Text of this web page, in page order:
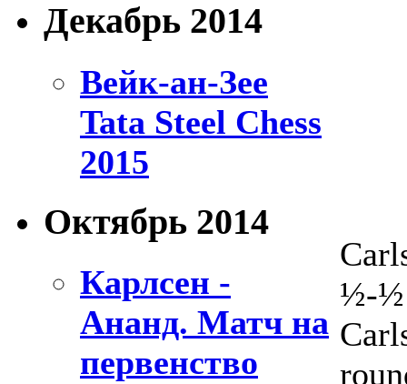
Декабрь 2014
Вейк-ан-Зее
Tata Steel Chess
2015
Октябрь 2014
Карлсен -
Ананд. Матч на
первенство
½-½